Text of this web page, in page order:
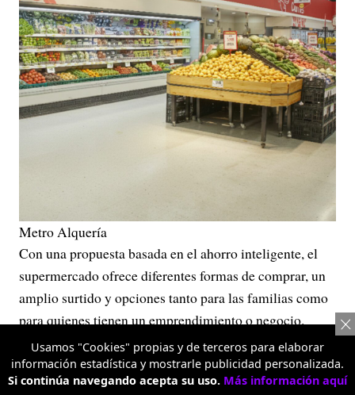
Metro Alquería
Con una propuesta basada en el ahorro inteligente, el
supermercado ofrece diferentes formas de comprar, un
amplio surtido y opciones tanto para las familias como
para quienes tienen un emprendimiento o negocio.
Hacer mercado se ha convertido en una tarea que va
más allá de llenar el carrito. Hoy, muchas familias y
Usamos "Cookies" propias y de terceros para elaborar
información estadística y mostrarle publicidad personalizada.
Si continúa navegando acepta su uso. Más información aquí